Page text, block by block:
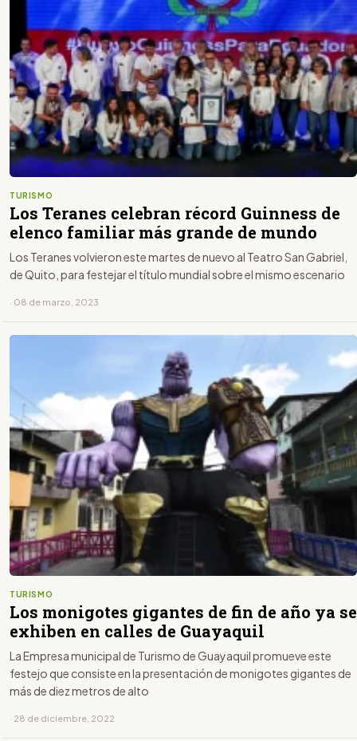
TURISMO
Los Teranes celebran récord Guinness de
elenco familiar más grande de mundo
Los Teranes volvieron este martes de nuevo al Teatro San Gabriel,
de Quito, para festejar el título mundial sobre el mismo escenario
· 08 de marzo, 2023
TURISMO
Los monigotes gigantes de fin de año ya se
exhiben en calles de Guayaquil
La Empresa municipal de Turismo de Guayaquil promueve este
festejo que consiste en la presentación de monigotes gigantes de
más de diez metros de alto
· 28 de diciembre, 2022